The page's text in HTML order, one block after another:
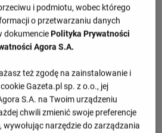
i podmiotu, wobec którego
o przetwarzaniu danych
dokumenciePolityka Prywatności
Agora S.A.
też zgodę na zainstalowanie i
Gazeta.pl sp. z o.o., jej
S.A. na Twoim urządzeniu
chwili zmienić swoje preferencje
narzędzie do zarządzania